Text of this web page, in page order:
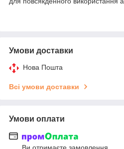
Умови доставки
Нова Пошта
Всі умови доставки
Умови оплати